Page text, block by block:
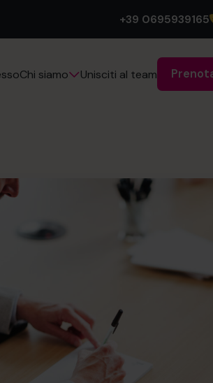
+39 0695939165
Chi siamo Unisciti al team